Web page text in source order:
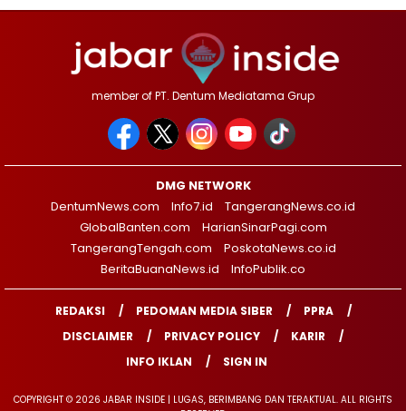
member of PT. Dentum Mediatama Grup
DMG NETWORK
DentumNews.com
Info7.id
TangerangNews.co.id
GlobalBanten.com
HarianSinarPagi.com
TangerangTengah.com
PoskotaNews.co.id
BeritaBuanaNews.id
InfoPublik.co
REDAKSI PEDOMAN MEDIA SIBER
PPRA
DISCLAIMER
PRIVACY POLICY
KARIR
INFO IKLAN
SIGN IN
COPYRIGHT © 2026 JABAR INSIDE | LUGAS, BERIMBANG DAN TERAKTUAL. ALL RIGHTS